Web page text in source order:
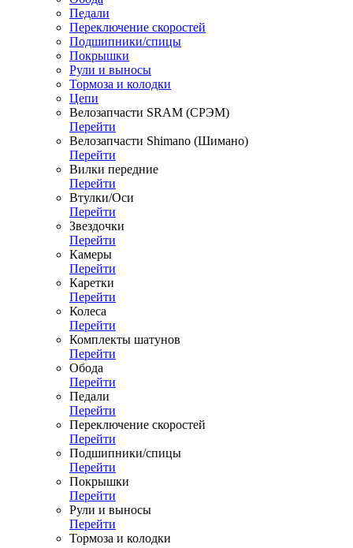
Педали
Переключение скоростей
Подшипники/спицы
Покрышки
Рули и выносы
Тормоза и колодки
Цепи
Велозапчасти SRAM (СРЭМ)
Перейти
Велозапчасти Shimano (Шимано)
Перейти
Вилки передние
Перейти
Втулки/Оси
Перейти
Звездочки
Перейти
Камеры
Перейти
Каретки
Перейти
Колеса
Перейти
Комплекты шатунов
Перейти
Обода
Перейти
Педали
Перейти
Переключение скоростей
Перейти
Подшипники/спицы
Перейти
Покрышки
Перейти
Рули и выносы
Перейти
Тормоза и колодки